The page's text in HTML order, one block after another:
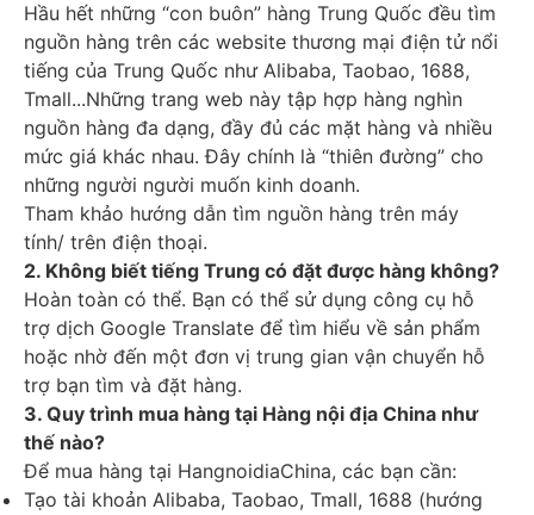
Hầu hết những “con buôn” hàng Trung Quốc đều tìm
nguồn hàng trên các website thương mại điện tử nổi
tiếng của Trung Quốc như Alibaba, Taobao, 1688,
Tmall...Những trang web này tập hợp hàng nghìn
nguồn hàng đa dạng, đầy đủ các mặt hàng và nhiều
mức giá khác nhau. Đây chính là “thiên đường” cho
những người người muốn kinh doanh.
Tham khảo hướng dẫn tìm nguồn hàng trên máy
tính/ trên điện thoại.
2. Không biết tiếng Trung có đặt được hàng không?
Hoàn toàn có thể. Bạn có thể sử dụng công cụ hỗ
trợ dịch Google Translate để tìm hiểu về sản phẩm
hoặc nhờ đến một đơn vị trung gian vận chuyển hỗ
trợ bạn tìm và đặt hàng.
3. Quy trình mua hàng tại Hàng nội địa China như
thế nào?
Để mua hàng tại HangnoidiaChina, các bạn cần:
Tạo tài khoản Alibaba, Taobao, Tmall, 1688 (hướng